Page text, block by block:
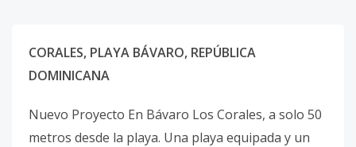
CORALES, PLAYA BÁVARO, REPÚBLICA
DOMINICANA
Nuevo Proyecto En Bávaro Los Corales, a solo 50
metros desde la playa. Una playa equipada y un